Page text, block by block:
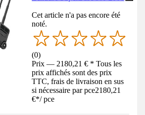
Cet article n'a pas encore été
noté.
(0)
Prix — 2180,21 € * Tous les
prix affichés sont des prix
TTC, frais de livraison en sus
si nécessaire par pce2180,21
€*/ pce